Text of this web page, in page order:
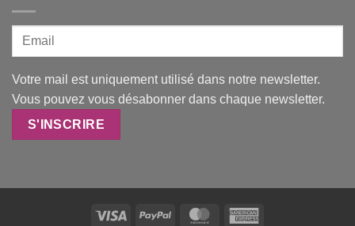
Votre mail est uniquement utilisé dans notre newsletter.
Vous pouvez vous désabonner dans chaque newsletter.
Visa PayPal MasterCard